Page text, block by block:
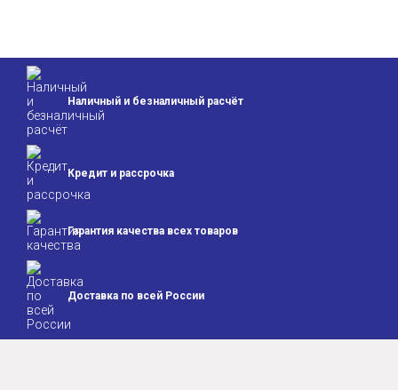
Наличный и безналичный расчёт
Кредит и рассрочка
Гарантия качества всех товаров
Доставка по всей России